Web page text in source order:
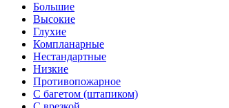
Большие
Высокие
Глухие
Компланарные
Нестандартные
Низкие
Противопожарное
С багетом (штапиком)